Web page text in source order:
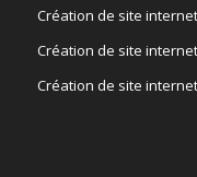
Création de site
Création de site
Création de site